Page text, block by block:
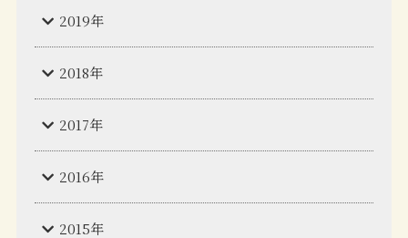
2019年
2018年
2017年
2016年
2015年